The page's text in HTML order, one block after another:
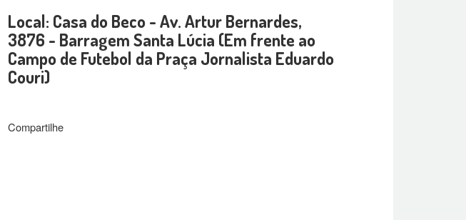
Local: Casa do Beco - Av. Artur Bernardes,
3876 - Barragem Santa Lúcia (Em frente ao
Campo de Futebol da Praça Jornalista Eduardo
Couri)
Compartilhe